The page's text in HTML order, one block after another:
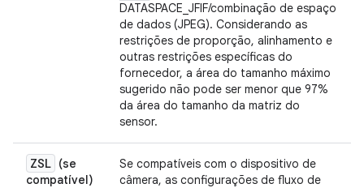
DATASPACE_JFIF/combinação de espaço
de dados (JPEG). Considerando as
restrições de proporção, alinhamento e
outras restrições específicas do
fornecedor, a área do tamanho máximo
sugerido não pode ser menor que 97%
da área do tamanho da matriz do
sensor.
ZSL (se
compatível)
Se compatíveis com o dispositivo de
câmera, as configurações de fluxo de